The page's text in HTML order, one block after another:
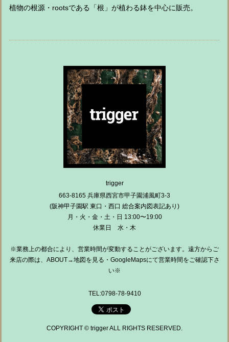
植物の根源・rootsである「根」が植わる鉢を中心に販売。
trigger
663-8165 兵庫県西宮市甲子園浦風町3-3
(阪神甲子園駅 東口・西口 総合案内図表記あり)
月・火・金・土・日 13:00〜19:00
休業日 水・木
※業務上の都合により、営業時間が変動することがございます。遠方からご
来店の際は、ABOUT→地図を見る・GoogleMapsにて営業時間をご確認下さ
い※
TEL:0798-78-9410
COPYRIGHT © trigger ALL RIGHTS RESERVED.